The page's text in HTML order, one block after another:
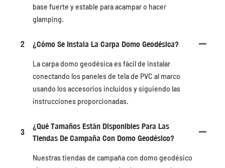
base fuerte y estable para acampar o hacer
glamping.
2 ¿Cómo Se Instala La Carpa Domo Geodésica?
La carpa domo geodésica es fácil de instalar
conectando los paneles de tela de PVC al marco
usando los accesorios incluidos y siguiendo las
instrucciones proporcionadas.
3
¿Qué Tamaños Están Disponibles Para Las
Tiendas De Campaña Con Domo Geodésico?
Nuestras tiendas de campaña con domo geodésico